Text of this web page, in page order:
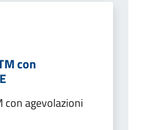
con
con agevolazioni